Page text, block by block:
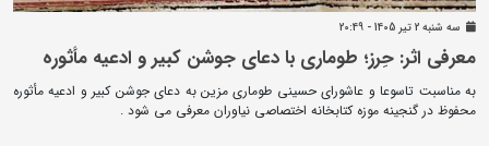
سه شنبه 2 تير 1405 - 20:49
معرفی اثر: حِرز؛ طوماری با دعای جوشن کبیر و ادعیه مأثوره
به مناسبت تاسوعا و عاشورای حسینی طوماری مزین به دعای جوشن کبیر و ادعیه مأثوره
محفوظ در گنجینه موزه کتابخانه اختصاصی نیاوران معرفی می شود .